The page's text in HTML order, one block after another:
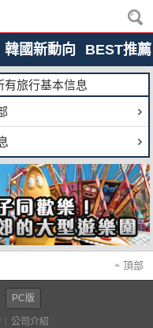
韓國新動向 BEST推薦
有旅行基本信息
頂部
PC版
公司介紹